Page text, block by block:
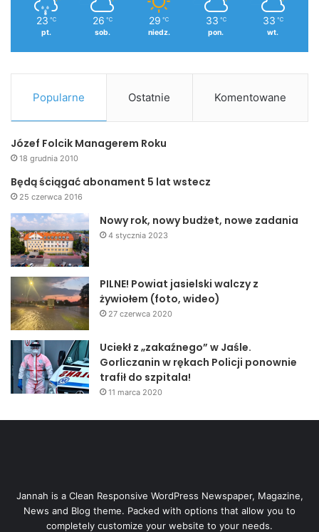
23 ℃
pt.
26 ℃
sob.
29 ℃
niedz.
33 ℃
pon.
33 ℃
wt.
Popularne Ostatnie Komentowane
Józef Folcik Managerem Roku
18 grudnia 2010
Będą ściągać abonament 5 lat wstecz
25 czerwca 2016
Nowy rok, nowy budżet, nowe zadania
4 stycznia 2023
PILNE! Powiat jasielski walczy z
żywiołem (foto, wideo)
27 czerwca 2020
Uciekł z „zakaźnego” w Jaśle.
Gorliczanin w rękach Policji ponownie
trafił do szpitala!
11 marca 2020
Jannah is a Clean Responsive WordPress Newspaper, Magazine,
News and Blog theme. Packed with options that allow you to
completely customize your website to your needs.